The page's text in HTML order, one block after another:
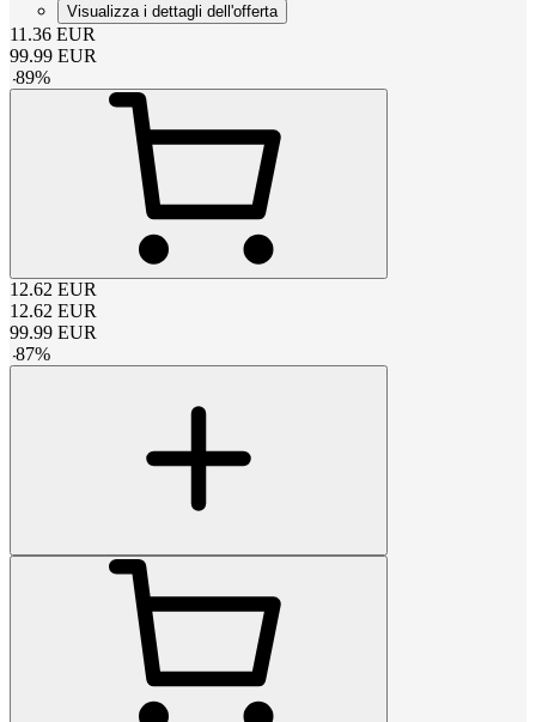
Visualizza i dettagli dell'offerta
11.36 EUR
99.99 EUR
-89%
12.62 EUR
12.62 EUR
99.99 EUR
-87%